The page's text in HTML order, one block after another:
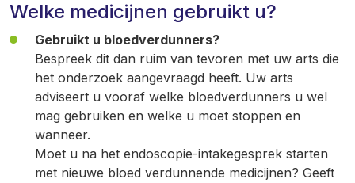
Welke medicijnen gebruikt u?
Gebruikt u bloedverdunners?
Bespreek dit dan ruim van tevoren met uw arts die
het onderzoek aangevraagd heeft. Uw arts
adviseert u vooraf welke bloedverdunners u wel
mag gebruiken en welke u moet stoppen en
wanneer.
Moet u na het endoscopie-intakegesprek starten
met nieuwe bloed verdunnende medicijnen? Geeft